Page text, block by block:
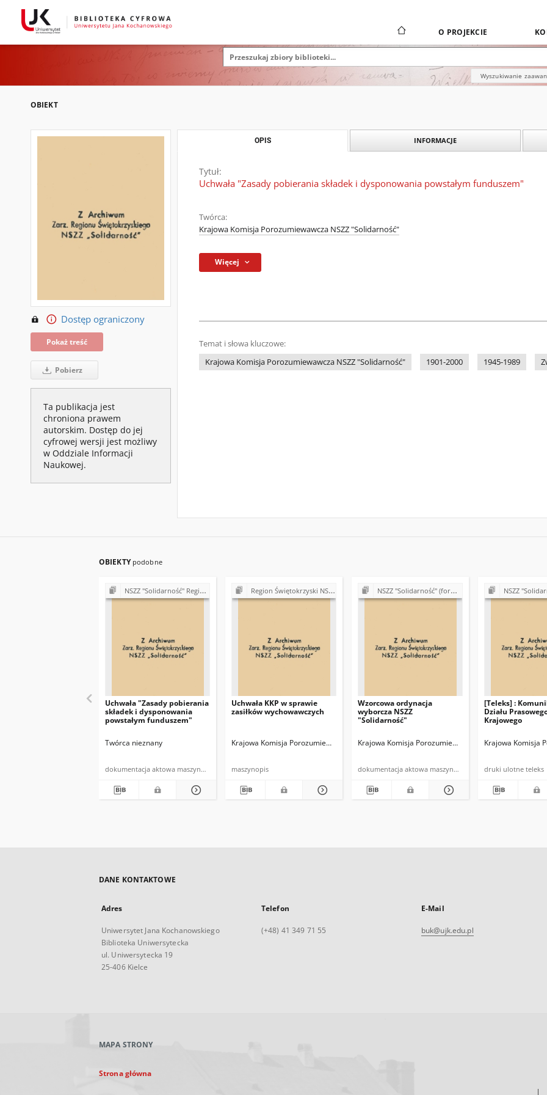
O PROJEKCIE
Wyszukiwanie
OBIEKT
Dostęp ograniczony
Pokaż treść
Pobierz
Ta publikacja jest
chroniona prawem
autorskim. Dostęp do jej
cyfrowej wersji jest możliwy
w Oddziale Informacji
Naukowej.
OPIS INFORMACJE
Tytuł:
Uchwała "Zasady pobierania składek i dysponowania powstałym funduszem"
Twórca:
Krajowa Komisja Porozumiewawcza NSZZ "Solidarność"
Więcej
Temat i słowa kluczowe:
Krajowa Komisja Porozumiewawcza NSZZ "Solidarność"
1901-2000 1945-1989
OBIEKTY podobne
NSZZ "Solidarność" Region Świętokrzyski (sprawy organizacyjne)
Uchwała "Zasady pobierania
składek i dysponowania
powstałym funduszem"
Twórca nieznany
dokumentacja aktowa maszynopis powielony
Region Świętokrzyski NSZZ "Solidarność". Delegatura Ostrowiec Świętokrzyski (1980-1981)
Uchwała KKP w sprawie
zasiłków wychowawczych
Krajowa Komisja Porozumiewawcza NSZZ "Solidarnosć"
maszynopis
NSZZ "Solidarność" (formalno-prawne podstawy działalności)
Wzorcowa ordynacja
wyborcza NSZZ
"Solidarność"
Krajowa Komisja Porozumiewawcza NSZZ "Solidarność"
dokumentacja aktowa maszynopis powielony
NSZZ "Solidarność" Region
[Teleks] :
Działu
Krajowego
Krajowa Komisja
druki ulotne teleks
DANE KONTAKTOWE
Adres
Uniwersytet Jana Kochanowskiego
Biblioteka Uniwersytecka
ul. Uniwersytecka 19
25-406 Kielce
Telefon
(+48) 41 349 71 55
E-Mail
buk@ujk.edu.pl
MAPA STRONY
Strona główna